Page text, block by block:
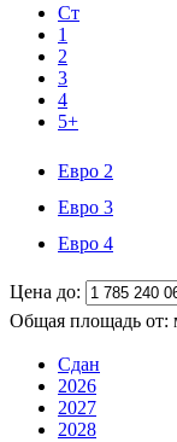
Ст
1
2
3
4
5+
Евро 2
Евро 3
Евро 4
Цена до:
Общая площадь от:
Сдан
2026
2027
2028